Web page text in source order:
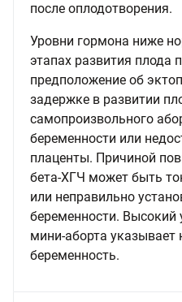
после оплодотворения.
Уровни гормона ниже
этапах развития плода
предположение об
задержке в развитии
самопроизвольного
беременности или
плаценты. Причиной
бета-ХГЧ может быть
или неправильно
беременности. Высокий
мини-аборта
беременность.